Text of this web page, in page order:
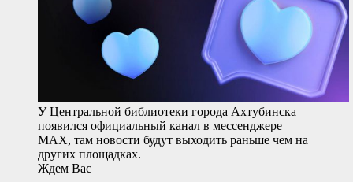
У Центральной библиотеки города Ахтубинска
появился официальный канал в мессенджере
MAX, там новости будут выходить раньше чем на
других площадках.
Ждем Вас